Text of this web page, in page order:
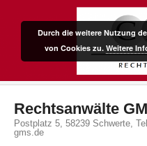
Rechtsanwälte
Postplatz 5, 58239 Schwerte,
gms.de
Durch die weitere Nutzung
von Cookies zu. Weitere